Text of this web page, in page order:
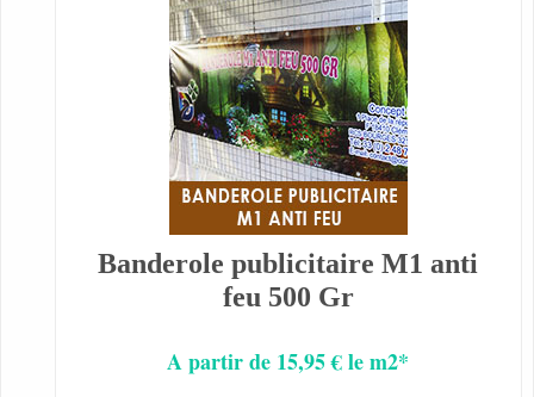
Banderole publicitaire M1 anti
feu 500 Gr
A partir de 15,95 € le m2*